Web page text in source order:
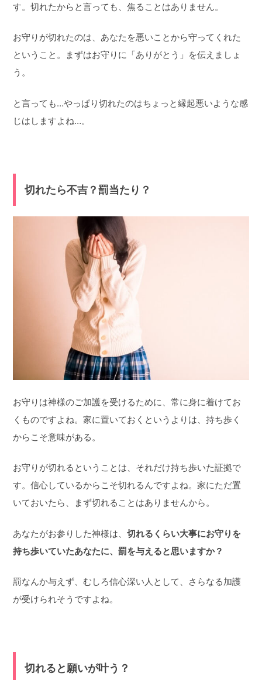
す。切れたからと言っても、焦ることはありません。
お守りが切れたのは、あなたを悪いことから守ってくれた
ということ。まずはお守りに「ありがとう」を伝えましょ
う。
と言っても…やっぱり切れたのはちょっと縁起悪いような感
じはしますよね…。
切れたら不吉？罰当たり？
お守りは神様のご加護を受けるために、常に身に着けてお
くものですよね。家に置いておくというよりは、持ち歩く
からこそ意味がある。
お守りが切れるということは、それだけ持ち歩いた証拠で
す。信心しているからこそ切れるんですよね。家にただ置
いておいたら、まず切れることはありませんから。
あなたがお参りした神様は、切れるくらい大事にお守りを
持ち歩いていたあなたに、罰を与えると思いますか？
罰なんか与えず、むしろ信心深い人として、さらなる加護
が受けられそうですよね。
切れると願いが叶う？